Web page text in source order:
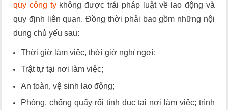
quy công tykhông được trái pháp luật về lao động và
quy định liên quan. Đồng thời phải bao gồm những nội
dung chủ yếu sau:
Thời giờ làm việc, thời giờ nghỉ ngơi;
Trật tự tại nơi làm việc;
An toàn, vệ sinh lao động;
Phòng, chống quấy rối tình dục tại nơi làm việc; trình